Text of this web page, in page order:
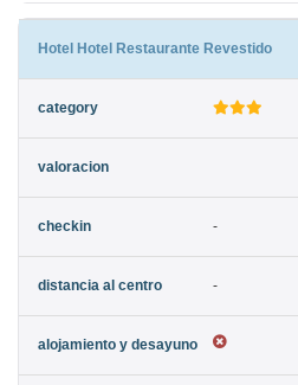
Hotel Hotel Restaurante Revestido
-
-